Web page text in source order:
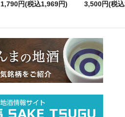
1,790円(税込1,969円)
3,500円(税